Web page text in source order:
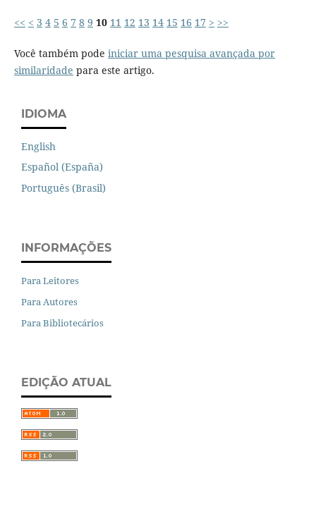
<< < 3 4 5 6 7 8 9 10 11 12 13 14 15 16 17 > >>
Você também pode iniciar uma pesquisa avançada por
similaridade para este artigo.
IDIOMA
English
Español (España)
Português (Brasil)
INFORMAÇÕES
Para Leitores
Para Autores
Para Bibliotecários
EDIÇÃO ATUAL